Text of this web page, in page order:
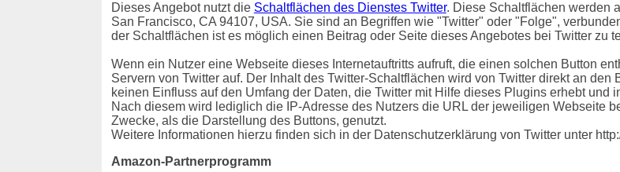
Dieses Angebot nutzt die Schaltflächen des Dienstes Twitter. Diese Schaltflächen werden
San Francisco, CA 94107, USA. Sie sind an Begriffen wie "Twitter" oder "Folge",
der Schaltflächen ist es möglich einen Beitrag oder Seite dieses Angebotes bei Twitter zu
Wenn ein Nutzer eine Webseite dieses Internetauftritts aufruft, die einen solchen Button
Servern von Twitter auf. Der Inhalt des Twitter-Schaltflächen wird von Twitter direkt an
keinen Einfluss auf den Umfang der Daten, die Twitter mit Hilfe dieses Plugins erhebt und
Nach diesem wird lediglich die IP-Adresse des Nutzers die URL der jeweiligen Webseite
Zwecke, als die Darstellung des Buttons, genutzt.
Weitere Informationen hierzu finden sich in der Datenschutzerklärung von Twitter unter
Amazon-Partnerprogramm